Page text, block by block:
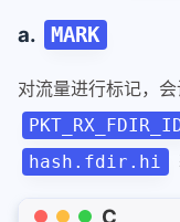
a. MARK
对流量进行标记，
hash.fdir.hi
C